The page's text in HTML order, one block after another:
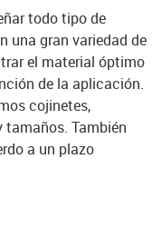
todo tipo de
una gran variedad de
el material óptimo
de la aplicación.
cojinetes,
También
a un plazo